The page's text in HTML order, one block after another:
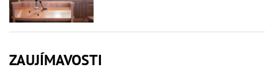
ZAUJÍMAVOSTI